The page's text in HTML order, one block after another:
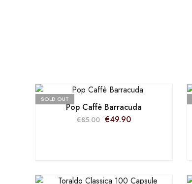
SOLD OUT
Pop Caffè Barracuda
€85.00 €49.90